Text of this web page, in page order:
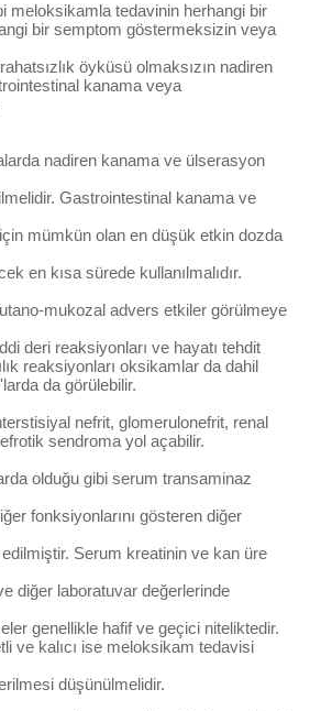
meloksikamla tedavinin herhangi bir
bir semptom göstermeksizin veya
öyküsü olmaksızın nadiren
kanama veya
nadiren kanama ve ülserasyon
Gastrointestinal kanama ve
mümkün olan en düşük etkin dozda
en kısa sürede kullanılmalıdır.
mukozal advers etkiler görülmeye
deri reaksiyonları ve hayatı tehdit
reaksiyonları oksikamlar da dahil
da görülebilir.
nefrit, glomerulonefrit, renal
sendroma yol açabilir.
olduğu gibi serum transaminaz
fonksiyonlarını gösteren diğer
Serum kreatinin ve kan üre
diğer laboratuvar değerlerinde
genellikle hafif ve geçici niteliktedir.
ve kalıcı ise meloksikam tedavisi
düşünülmelidir.